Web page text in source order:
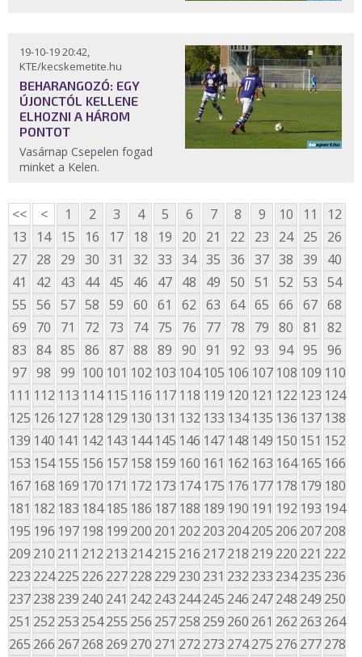
19-10-19 20:42,
KTE/kecskemetite.hu
BEHARANGOZÓ: EGY
ÚJONCTÓL KELLENE
ELHOZNI A HÁROM
PONTOT
Vasárnap Csepelen fogad
minket a Kelen.
<< < 1 2 3 4 5 6 7 8 9 10 11
12
13
14 15 16 17 18 19 20 21 22 23 24 25
26
27 28 29 30 31 32 33 34 35 36 37 38 39
40
41
42 43 44 45 46 47 48 49 50 51 52 53 54
55 56 57 58 59 60 61 62 63 64 65 66 67 68
69
70 71 72 73 74 75 76 77 78 79 80 81
82
83 84 85 86 87 88 89 90 91 92 93 94 95 96
97 98 99 100 101 102 103 104 105 106 107 108 109 110
111 112 113 114 115 116 117 118 119 120 121 122 123 124
125 126 127 128 129 130 131 132 133 134 135 136 137 138
139 140 141 142 143 144 145 146 147 148 149 150 151 152
153 154 155 156 157 158 159 160 161 162 163 164 165 166
167 168 169 170 171 172 173 174 175 176 177 178 179 180
181 182 183 184 185 186 187 188 189 190 191 192 193 194
195 196 197 198 199 200 201 202 203 204205 206 207208
209 210 211 212 213 214215 216 217218 219 220 221 222
223 224225 226 227228 229 230 231 232 233 234235 236
237238 239 240 241 242 243 244245 246 247248 249 250
251 252 253 254255 256 257258 259 260 261 262 263 264
265 266 267268 269 270 271 272 273 274275 276 277278